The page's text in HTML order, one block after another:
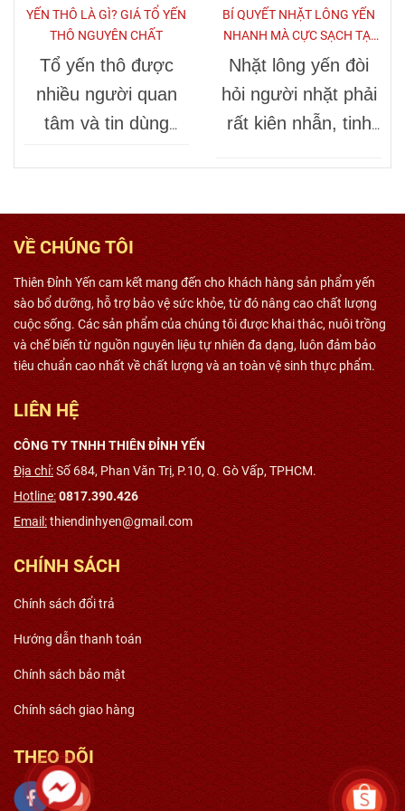
do sau:
cả nhà. Ngoài ra,
giá yến thô thấp
hơn yến tinh chế
nên chị em ưu tiên
lựa chọn. Vì sao
yến thô rẻ hơn yến
YẾN THÔ LÀ GÌ? GIÁ TỔ YẾN
THÔ NGUYÊN CHẤT
Tổ yến thô được
nhiều người quan
tâm và tin dùng
giả hoặc nếu có làm
giả cũng dễ dàng
nhận biết bằng mắt
thường và giá
thường rẻ hơn yến
tinh chế.
BÍ QUYẾT NHẶT LÔNG YẾN
NHANH MÀ CỰC SẠCH TẠI
Nhặt lông yến đòi
hỏi người nhặt phải
rất kiên nhẫn, tinh
tạp chất trong tổ
yến.
VỀ CHÚNG TÔI
Thiên Đỉnh Yến cam kết mang đến cho khách hàng sản phẩm yến
sào bổ dưỡng, hỗ trợ bảo vệ sức khỏe, từ đó nâng cao chất lượng
cuộc sống. Các sản phẩm của chúng tôi được khai thác, nuôi trồng
và chế biến từ nguồn nguyên liệu tự nhiên đa dạng, luôn đảm bảo
tiêu chuẩn cao nhất về chất lượng và an toàn vệ sinh thực phẩm.
LIÊN HỆ
CÔNG TY TNHH THIÊN ĐỈNH YẾN
Địa chỉ:Số 684, Phan Văn Trị, P.10, Q. Gò Vấp, TPHCM.
Hotline:0817.390.426
Email:thiendinhyen@gmail.com
CHÍNH SÁCH
Chính sách đổi trả
Hướng dẫn thanh toán
Chính sách bảo mật
Chính sách giao hàng
THEO DÕI